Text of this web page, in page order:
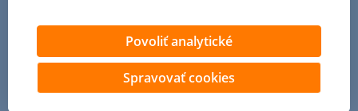
Povoliť analytické
Spravovať cookies